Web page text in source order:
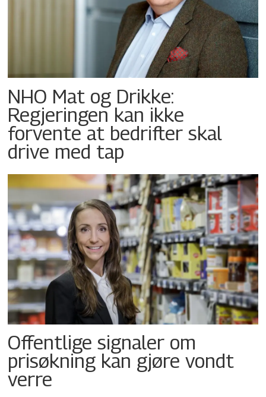
NHO Mat og Drikke:
Regjeringen kan ikke
forvente at bedrifter skal
drive med tap
Offentlige signaler om
prisøkning kan gjøre vondt
verre